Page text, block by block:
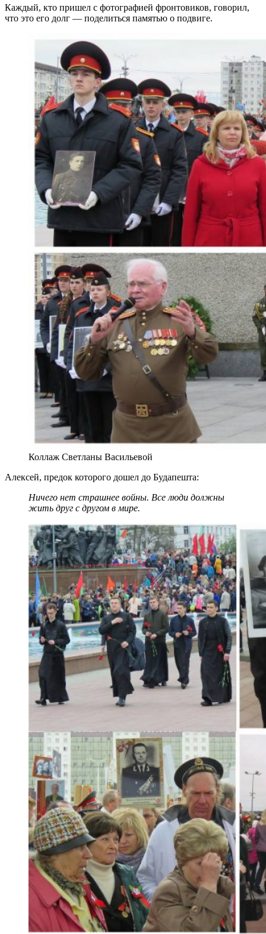
Каждый, кто пришел с фотографией фронтовиков, говорил,
что это его долг — поделиться памятью о подвиге.
Коллаж Светланы Васильевой
Алексей, предок которого дошел до Будапешта:
Ничего нет страшнее войны. Все люди должны
жить друг с другом в мире.